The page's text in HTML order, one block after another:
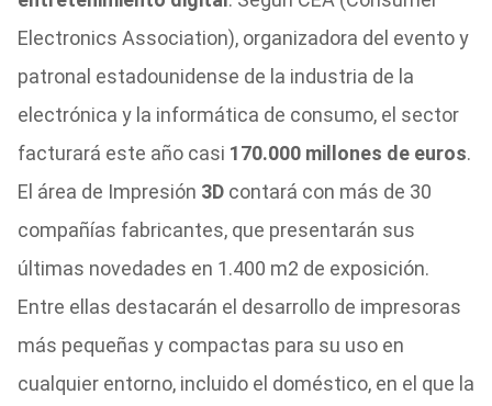
Electronics Association), organizadora del evento y
patronal estadounidense de la industria de la
electrónica y la informática de consumo, el sector
facturará este año casi 170.000 millones de euros.
El área de Impresión 3Dcontará con más de 30
compañías fabricantes, que presentarán sus
últimas novedades en 1.400 m2 de exposición.
Entre ellas destacarán el desarrollo de impresoras
más pequeñas y compactas para su uso en
cualquier entorno, incluido el doméstico, en el que la